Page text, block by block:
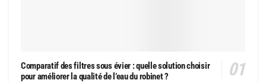
Comparatif des filtres sous évier : quelle solution choisir
pour améliorer la qualité de l’eau du robinet ?